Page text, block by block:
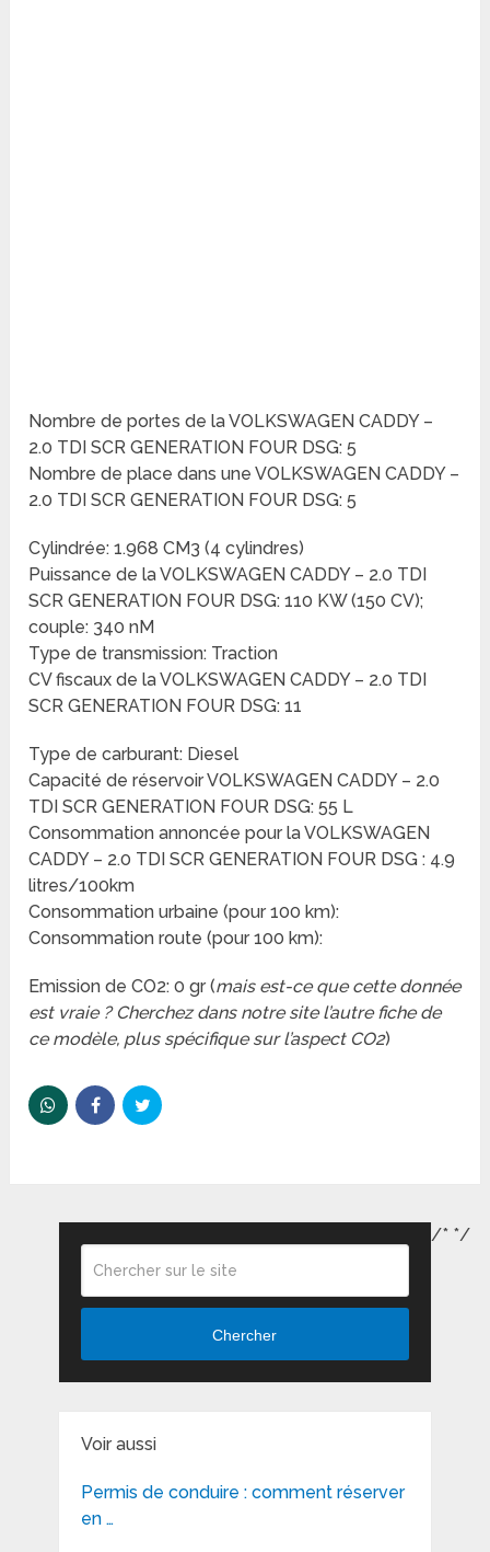
Nombre de portes de la VOLKSWAGEN CADDY –
2.0 TDI SCR GENERATION FOUR DSG: 5
Nombre de place dans une VOLKSWAGEN CADDY –
2.0 TDI SCR GENERATION FOUR DSG: 5
Cylindrée: 1.968 CM3 (4 cylindres)
Puissance de la VOLKSWAGEN CADDY – 2.0 TDI
SCR GENERATION FOUR DSG: 110 KW (150 CV);
couple: 340 nM
Type de transmission: Traction
CV fiscaux de la VOLKSWAGEN CADDY – 2.0 TDI
SCR GENERATION FOUR DSG: 11
Type de carburant: Diesel
Capacité de réservoir VOLKSWAGEN CADDY – 2.0
TDI SCR GENERATION FOUR DSG: 55 L
Consommation annoncée pour la VOLKSWAGEN
CADDY – 2.0 TDI SCR GENERATION FOUR DSG : 4.9
litres/100km
Consommation urbaine (pour 100 km):
Consommation route (pour 100 km):
Emission de CO2: 0 gr (mais est-ce que cette donnée
est vraie ? Cherchez dans notre site l’autre fiche de
ce modèle, plus spécifique sur l’aspect CO2)
Chercher
Voir aussi
Permis de conduire : comment réserver
en …
/* */